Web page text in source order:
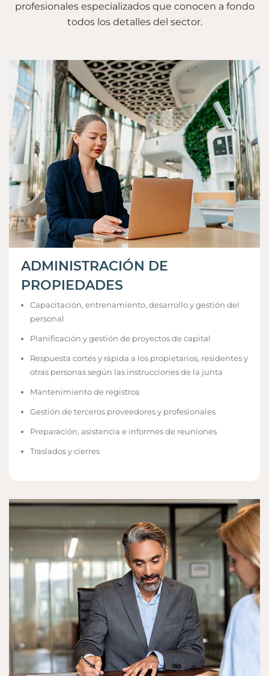
profesionales especializados que conocen a fondo
todos los detalles del sector.
ADMINISTRACIÓN DE
PROPIEDADES
Capacitación, entrenamiento, desarrollo y gestión del
personal
Planificación y gestión de proyectos de capital
Respuesta cortés y rápida a los propietarios, residentes y
otras personas según las instrucciones de la junta
Mantenimiento de registros
Gestión de terceros proveedores y profesionales
Preparación, asistencia e informes de reuniones
Traslados y cierres